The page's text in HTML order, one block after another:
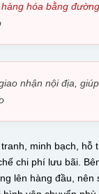
hóa bằng
nhận nội địa,
minh bạch, hỗ
chi phí lưu bãi.
lên hàng đầu, nên